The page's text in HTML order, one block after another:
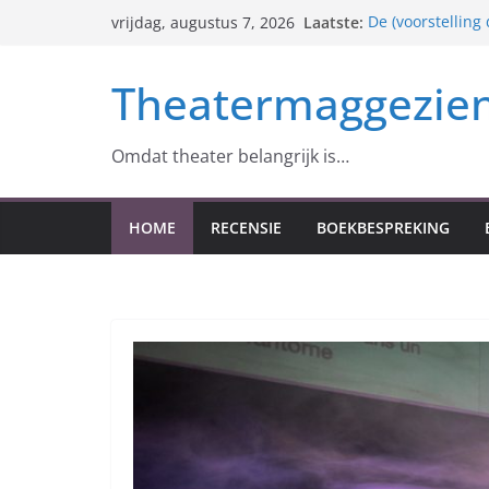
vrijdag, augustus 7, 2026 Laatste: De
Anton Tsjechov
Roger Arteel –
Omdat theater belangrijk is…
HOME RECENSIE BOEKBESPREKING